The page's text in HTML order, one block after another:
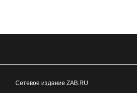
Сетевое издание ZAB.RU